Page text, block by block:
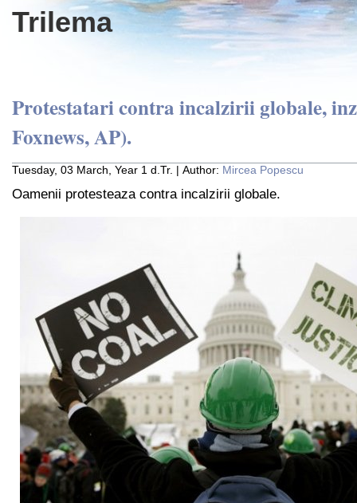
Trilema
Protestatari contra incalzirii globale,
Foxnews, AP).
Tuesday, 03 March, Year 1 d.Tr. | Author: Mircea Popescu
Oamenii protesteaza contra incalzirii globale.